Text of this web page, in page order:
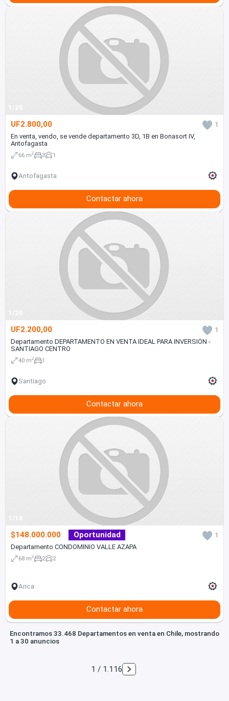
1/20
UF2.800,00
1
En venta, vendo, se vende departamento 3D, 1B en Bonasort IV,
Antofagasta
66 m2 3 1
Antofagasta
Contactar ahora
1/20
UF2.200,00
1
Departamento DEPARTAMENTO EN VENTA IDEAL PARA INVERSIÓN -
SANTIAGO CENTRO
40 m2 1
Santiago
Contactar ahora
1/18
$148.000.000 Oportunidad
1
Departamento CONDOMINIO VALLE AZAPA
68 m2 2 2
Arica
Contactar ahora
Encontramos 33.468 Departamentos en venta en Chile, mostrando
1 a 30 anuncios
1 / 1.116